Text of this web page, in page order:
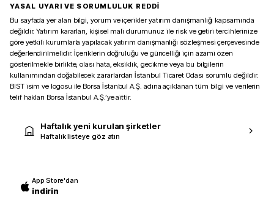
YASAL UYARI VE SORUMLULUK REDDİ
Bu sayfada yer alan bilgi, yorum ve içerikler yatırım danışmanlığı kapsamında
değildir. Yatırım kararları, kişisel mali durumunuz ile risk ve getiri tercihlerinize
göre yetkili kurumlarla yapılacak yatırım danışmanlığı sözleşmesi çerçevesinde
değerlendirilmelidir. İçeriklerin doğruluğu ve güncelliği için azami özen
gösterilmekle birlikte, olası hata, eksiklik, gecikme veya bu bilgilerin
kullanımından doğabilecek zararlardan İstanbul Ticaret Odası sorumlu değildir.
BIST isim ve logosu ile Borsa İstanbul A.Ş. adına açıklanan tüm bilgi ve verilerin
telif hakları Borsa İstanbul A.Ş.’ye aittir.
Haftalık yeni kurulan şirketler
Haftalık listeye göz atın
App Store'dan
indirin